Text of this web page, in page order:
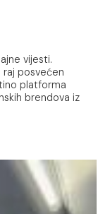
vijesti.
raj posvećen
platforma
brendova iz